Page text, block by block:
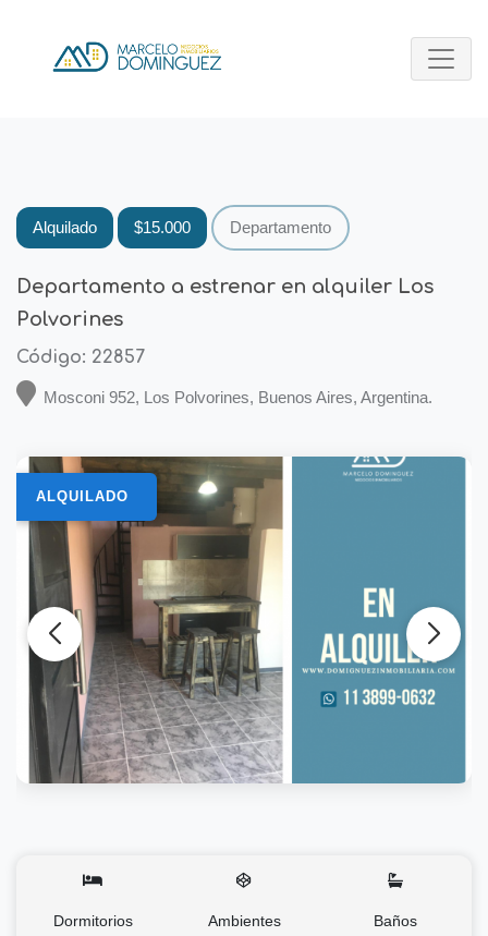
Alquilado $15.000 Departamento
Departamento a estrenar en alquiler Los
Polvorines
Código: 22857
Mosconi 952, Los Polvorines, Buenos Aires, Argentina.
ALQUILADO
Dormitorios Ambientes Baños